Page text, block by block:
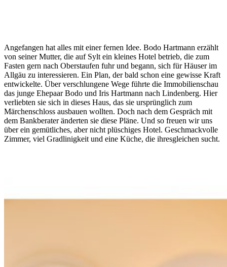
Angefangen hat alles mit einer fernen Idee. Bodo Hartmann erzählt
von seiner Mutter, die auf Sylt ein kleines Hotel betrieb, die zum
Fasten gern nach Oberstaufen fuhr und begann, sich für Häuser im
Allgäu zu interessieren. Ein Plan, der bald schon eine gewisse Kraft
entwickelte. Über verschlungene Wege führte die Immobilienschau
das junge Ehepaar Bodo und Iris Hartmann nach Lindenberg. Hier
verliebten sie sich in dieses Haus, das sie ursprünglich zum
Märchenschloss ausbauen wollten. Doch nach dem Gespräch mit
dem Bankberater änderten sie diese Pläne. Und so freuen wir uns
über ein gemütliches, aber nicht plüschiges Hotel. Geschmackvolle
Zimmer, viel Gradlinigkeit und eine Küche, die ihresgleichen sucht.